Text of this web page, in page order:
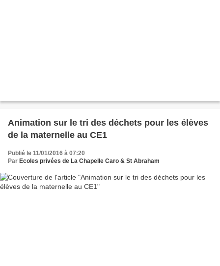
Animation sur le tri des déchets pour les élèves
de la maternelle au CE1
Publié le 11/01/2016 à 07:20
Par Ecoles privées de La Chapelle Caro & St Abraham